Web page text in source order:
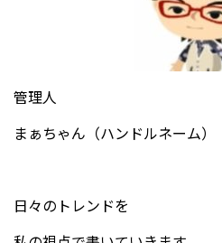
管理人
まぁちゃん（ハンドルネーム）
日々のトレンドを